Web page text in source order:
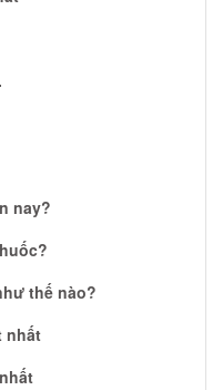
nay?
thế nào?
nhất